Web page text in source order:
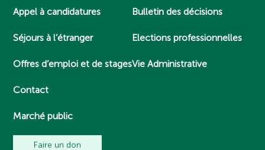
Appel à candidatures
Séjours à l’étranger
Offres d’emploi et de stages
Contact
Marché public
Bulletin des décisions
Elections professionnelles
Vie Administrative
Faire un don